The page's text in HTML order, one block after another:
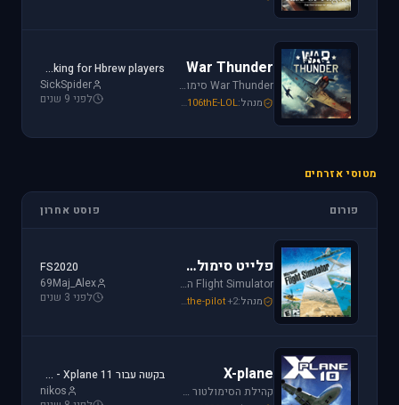
War Thunder
War Thunder סימולטור טיסה קרבי השייך לתקופת מלחמת העולם השנייה, לכותר אפשרות לתפקד בקשת רחבה של רמות ריאליזם החל מאפשרות Arcade ועד לסימולטור של ממש.
מנהל: Mike_69th ,106thE-LOL
Looking for Hbrew players...
SickSpider
לפני 9 שנים
מטוסי אזרחים
פורום פוסט אחרון
פלייט סימולטור
Flight Simulator הוא סימולטור טיסה הפופולארי והריאליסטי ביותר בתחום התעופה האזרחית. שתף וקבל תמיכה עבור שדות תעופה, סינרים, צביעות ומטוסים עבור FSX ו-FS2004.
מנהל: Mike_69th ,the-pilot+2
FS2020
69Maj_Alex
לפני 3 שנים
X-plane
קהילת הסימולטור X-plane, סימולטור העתיד של התעופה האזרחית. בפורום תוכלו לקבל מידע ותמיכה. אז קדימה, תפסו את הג'ויסטיק והצטרפו לחוויה.
בקשה עבור Xplane 11 - צביעה של חברת ישראייר למטוס FF A320
nikos